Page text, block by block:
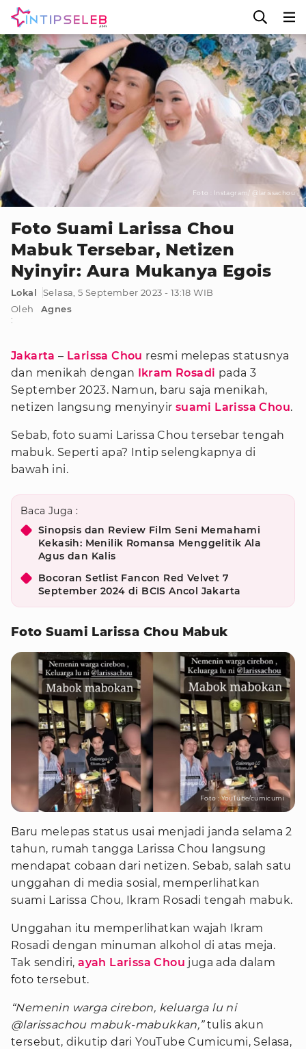
Foto : Instagram/ @larissachou
Foto Suami Larissa Chou
Mabuk Tersebar, Netizen
Nyinyir: Aura Mukanya Egois
Lokal
Selasa, 5 September 2023 - 13:18 WIB
Oleh
:
Agnes
Jakarta – Larissa Chou resmi melepas statusnya
dan menikah dengan Ikram Rosadi pada 3
September 2023. Namun, baru saja menikah,
netizen langsung menyinyir suami Larissa Chou.
Sebab, foto suami Larissa Chou tersebar tengah
mabuk. Seperti apa? Intip selengkapnya di
bawah ini.
Baca Juga :
Sinopsis dan Review Film Seni Memahami
Kekasih: Menilik Romansa Menggelitik Ala
Agus dan Kalis
Bocoran Setlist Fancon Red Velvet 7
September 2024 di BCIS Ancol Jakarta
Foto Suami Larissa Chou Mabuk
Foto : YouTube/cumicumi
Baru melepas status usai menjadi janda selama 2
tahun, rumah tangga Larissa Chou langsung
mendapat cobaan dari netizen. Sebab, salah satu
unggahan di media sosial, memperlihatkan
suami Larissa Chou, Ikram Rosadi tengah mabuk.
Unggahan itu memperlihatkan wajah Ikram
Rosadi dengan minuman alkohol di atas meja.
Tak sendiri,ayah Larissa Chou juga ada dalam
foto tersebut.
“Nemenin warga cirebon, keluarga lu ni
@larissachou mabuk-mabukkan,”tulis akun
tersebut, dikutip dari YouTube Cumicumi, Selasa,